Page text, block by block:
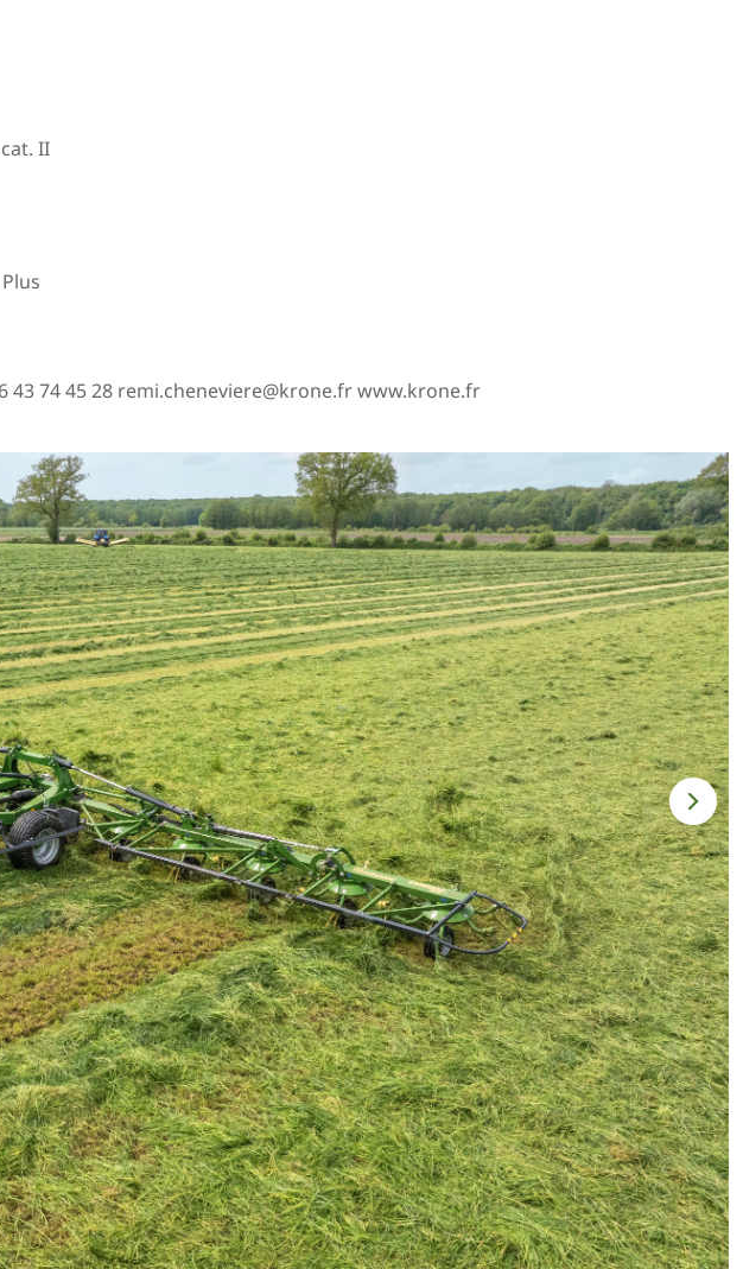
II
43 74 45 28 remi.cheneviere@krone.fr www.krone.fr